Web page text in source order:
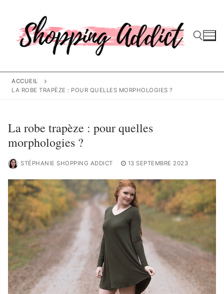
contenu
ACCUEIL
LA ROBE TRAPÈZE : POUR QUELLES MORPHOLOGIES ?
La robe trapèze : pour quelles
morphologies ?
STÉPHANIE SHOPPING ADDICT 13 SEPTEMBRE 2023